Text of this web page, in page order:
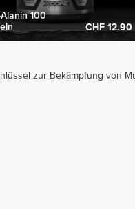
100
CHF 12.90
zur Bekämpfung von